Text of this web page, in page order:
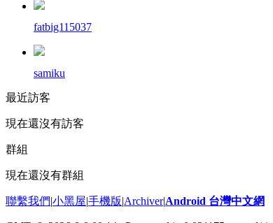
fatbig115037
samiku
最近訪客
現在還沒有訪客
群組
現在還沒有群組
聯繫我們|小黑屋|手機版|Archiver|Android 台灣中文網